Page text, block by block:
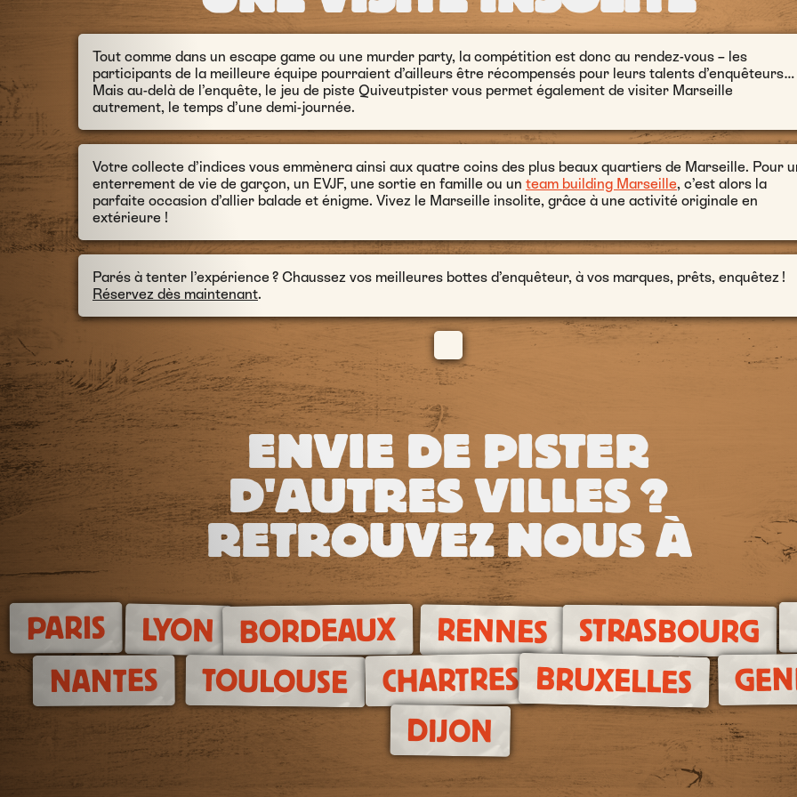
Tout comme dans un escape game ou une murder party, la compétition est donc au rendez-vous – les
participants de la meilleure équipe pourraient d’ailleurs être récompensés pour leurs talents d’enquêteurs…
Mais au-delà de l’enquête, le jeu de piste Quiveutpister vous permet également de visiter Marseille
autrement, le temps d’une demi-journée.
Votre collecte d’indices vous emmènera ainsi aux quatre coins des plus beaux quartiers de Marseille. Pour
enterrement de vie de garçon, un EVJF, une sortie en famille ou un team building Marseille, c’est alors la
parfaite occasion d’allier balade et énigme. Vivez le Marseille insolite, grâce à une activité originale en
extérieure !
Parés à tenter l’expérience ? Chaussez vos meilleures bottes d’enquêteur, à vos marques, prêts, enquêtez !
Réservez dès maintenant.
ENVIE DE PISTER
D'AUTRES VILLES ?
RETROUVEZ NOUS À
PARIS LYON BORDEAUX RENNES STRASBOURG
NANTES TOULOUSE CHARTRES BRUXELLES
DIJON